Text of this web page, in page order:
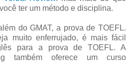
ter um método e disciplina.
do GMAT, a prova de TOEFL.
muito enferrujado, é mais fácil
para a prova de TOEFL. A
também oferece um curso